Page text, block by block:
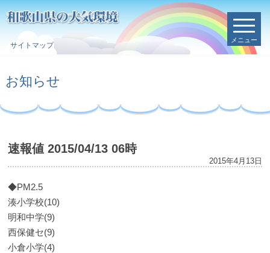
サイトマップ
メニュー
お知らせ
速報値 2015/04/13 06時
2015年4月13日
◆PM2.5
湊小学校(10)
明和中学(9)
西保健セ(9)
小倉小学(4)